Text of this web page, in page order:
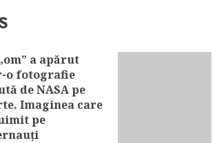
a apărut
o fotografie
de NASA pe
Imaginea care
pe